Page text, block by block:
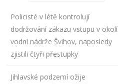
Policisté v létě kontrolují
dodržování zákazu vstupu v okolí
vodní nádrže Švihov, naposledy
zjistili čtyři přestupky
Jihlavské podzemí ožije